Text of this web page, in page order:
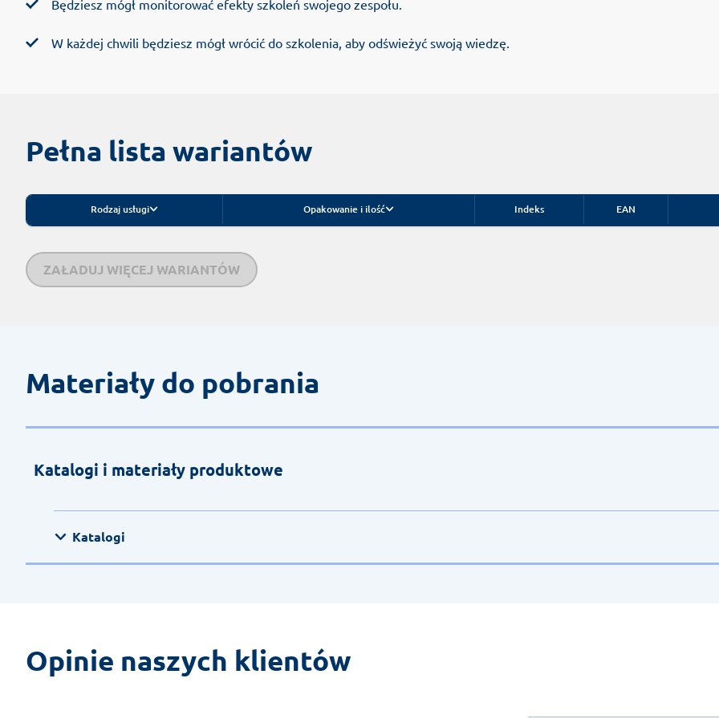
Będziesz mógł monitorować efekty szkoleń swojego zespołu.
W każdej chwili będziesz mógł wrócić do szkolenia, aby odświeżyć swoją wiedzę.
Pełna lista wariantów
Rodzaj usługi Opakowanie i ilość Indeks EAN
ZAŁADUJ WIĘCEJ WARIANTÓW
Materiały do pobrania
Katalogi i materiały produktowe
Katalogi
Opinie naszych klientów